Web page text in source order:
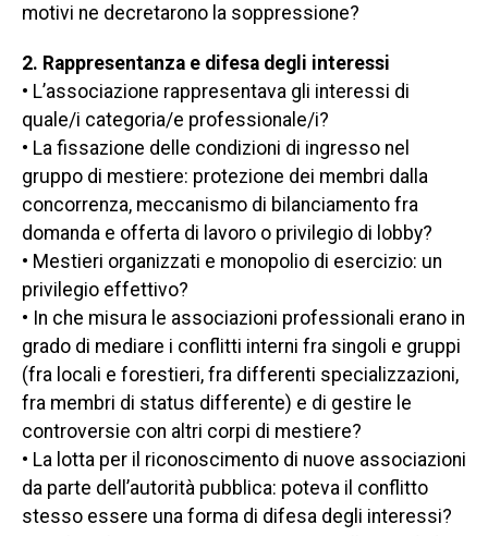
motivi ne decretarono la soppressione?
2. Rappresentanza e difesa degli interessi
• L’associazione rappresentava gli interessi di
quale/i categoria/e professionale/i?
• La fissazione delle condizioni di ingresso nel
gruppo di mestiere: protezione dei membri dalla
concorrenza, meccanismo di bilanciamento fra
domanda e offerta di lavoro o privilegio di lobby?
• Mestieri organizzati e monopolio di esercizio: un
privilegio effettivo?
• In che misura le associazioni professionali erano in
grado di mediare i conflitti interni fra singoli e gruppi
(fra locali e forestieri, fra differenti specializzazioni,
fra membri di status differente) e di gestire le
controversie con altri corpi di mestiere?
• La lotta per il riconoscimento di nuove associazioni
da parte dell’autorità pubblica: poteva il conflitto
stesso essere una forma di difesa degli interessi?